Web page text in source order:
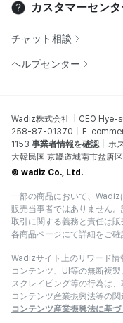
カスタマーセン
チャット相談
ヘルプセンター
Wadiz株式会社 CEO Hye-
258-87-01370
E-
1153 事業者情報を確認
ホ
大韓民国 京畿道城南市盆唐
© wadiz Co., Ltd.
一部の商品において、Wadiz
販売当事者ではありません。
取引に関する義務と責任は販
各商品ページにて詳細をご確
Wadizサイト上のリワード情
コンテンツ、UI等の無断複製
スクレイピング等の行為は、
コンテンツ産業振興法等の
コンテンツ産業振興法に基